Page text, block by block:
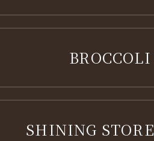
BROCCOLI
SHINING